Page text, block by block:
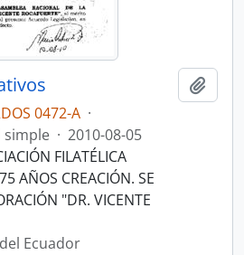
0472-A ·
simple · 2010-08-05
FILATÉLICA
AÑOS CREACIÓN. SE
"DR. VICENTE
Ecuador